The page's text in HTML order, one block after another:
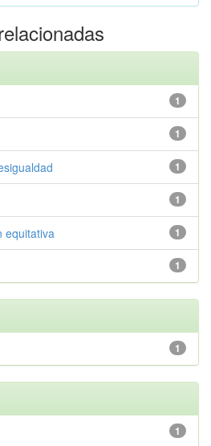
1
1
1
1
1
equitativa
1
1
1